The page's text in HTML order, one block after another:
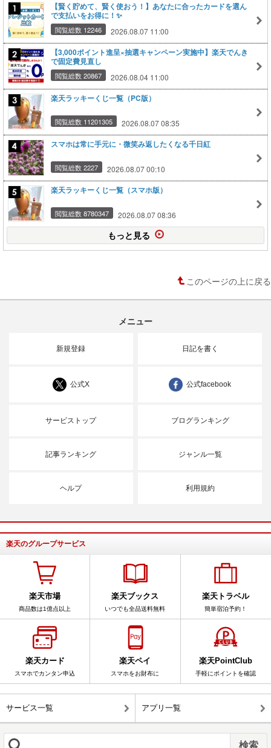
【賢く貯めて、賢く使おう！】あなたに合ったカードを選ん
で支払いをお得に！✨
閲覧総数 12246 2026.08.07 11:00
【3,000ポイント進呈×抽選キャンペーン実施中】楽天でんき
で固定費見直し
閲覧総数 20867 2026.08.04 11:00
楽天ラッキーくじ一覧（PC版）
閲覧総数 11201305 2026.08.07 08:35
スマホは常に手元に・微笑み返したくなる千日紅
閲覧総数 2227 2026.08.07 00:10
楽天ラッキーくじ一覧（スマホ版）
閲覧総数 8780347 2026.08.07 08:36
もっと見る
このページの上に戻る
メニュー
新規登録 日記を書く
公式X 公式facebook
サービストップ ブログランキング
記事ランキング ジャンル一覧
ヘルプ 利用規約
楽天のグループサービス
楽天市場
商品数は1億点以上
楽天ブックス
いつでも全品送料無料
楽天トラベル
簡単宿泊予約！
楽天カード
スマホでカンタン申込
楽天ペイ
スマホをお財布に
楽天PointClub
手軽にポイントを確認
サービス一覧 アプリ一覧